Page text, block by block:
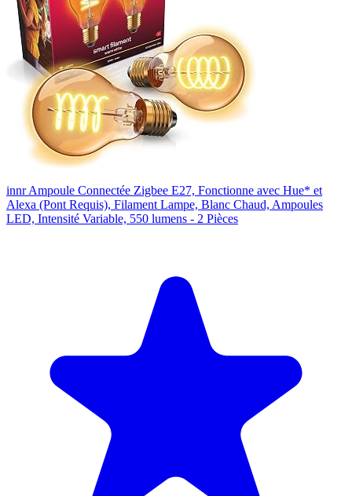
innr Ampoule Connectée Zigbee E27, Fonctionne avec Hue* et
Alexa (Pont Requis), Filament Lampe, Blanc Chaud, Ampoules
LED, Intensité Variable, 550 lumens - 2 Pièces